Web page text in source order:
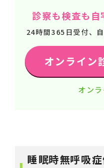
診察も検査も
24時間365日受付、
オンライン
オン
睡眠時無呼吸